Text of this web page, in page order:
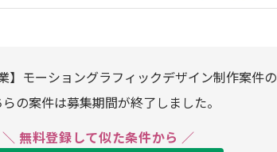
】モーショングラフィックデザイン制作案件
らの案件は募集期間が終了しました。
＼ 無料登録して似た条件から ／